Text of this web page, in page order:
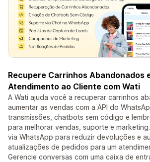
Recupere Carrinhos Abandonados
Atendimento ao Cliente com Wati
A Wati ajuda você a recuperar carrinhos
aumentar as vendas com a API do
transmissões, chatbots sem código e
para melhorar vendas, suporte e
via WhatsApp para reduzir devoluções e
atualizações de pedidos para um
Gerencie conversas com uma caixa de